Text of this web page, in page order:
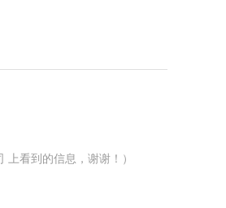
上看到的信息，谢谢！）